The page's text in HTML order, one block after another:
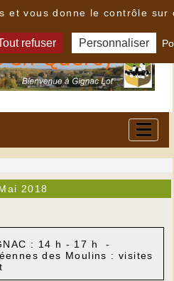
2018
: 14 h - 17 h -
des Moulins : visites
et vous donne le contrôle sur
refuser Personnaliser